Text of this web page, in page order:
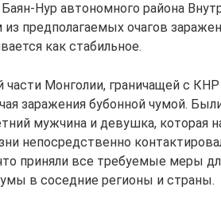
Нур автономного района
предполагаемых очагов
как стабильное.
части Монголии, граничащей с
заражения бубонной чумой.
мужчина и девушка, которая
непосредственно
приняли все требуемые меры
в соседние регионы и страны.